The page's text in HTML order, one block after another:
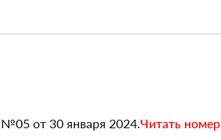
от 30 января 2024.Читать номер